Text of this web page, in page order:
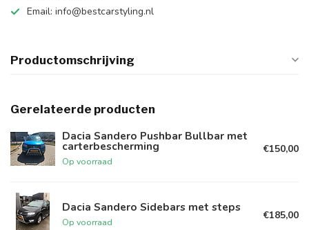
Email: info@bestcarstyling.nl
Productomschrijving
Gerelateerde producten
Dacia Sandero Pushbar Bullbar met
carterbescherming
Op voorraad
€150,00
Dacia Sandero Sidebars met steps
Op voorraad
€185,00